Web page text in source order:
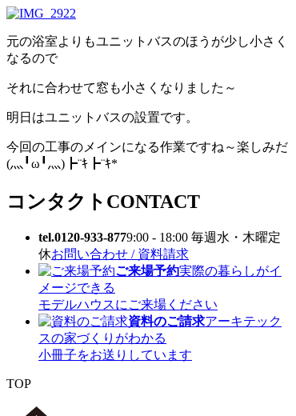
元の浴室よりもユニットバスのほうが少し小さく
なるので
それに合わせて窓も小さくなりました～
明日はユニットバスの設置です。
今回の工事のメインになる作業ですね～楽しみだ
(灬╹ω╹灬)┣¨ｷ┣¨ｷ*
コンタクト CONTACT
tel.0120-933-8779:00 - 18:00 毎週水・木曜定
休お問い合わせ / 資料請求
ご来場予約実際の暮らしがイ
メージできる
モデルハウスにご来場ください
資料のご請求アーキテック
スの家づくりがわかる
小冊子をお送りしています
TOP